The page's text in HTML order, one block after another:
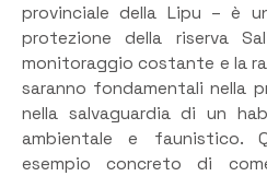
provinciale della Lipu – è
protezione della riserva
monitoraggio costante e la
saranno fondamentali nella
nella salvaguardia di un
ambientale e faunistico.
esempio concreto di